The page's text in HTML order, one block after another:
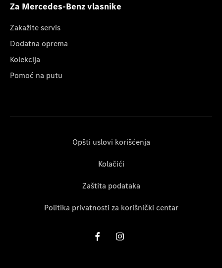
Za Mercedes-Benz vlasnike
Zakažite servis
Dodatna oprema
Kolekcija
Pomoć na putu
Opšti uslovi korišćenja
Kolačići
Zaštita podataka
Politika privatnosti za korišnički centar